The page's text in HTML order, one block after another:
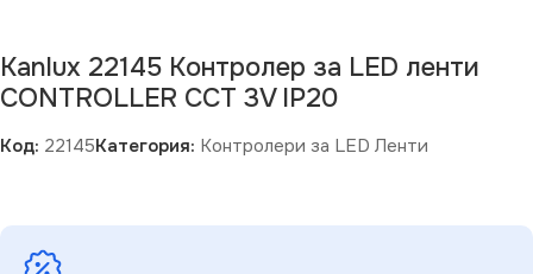
Kanlux 22145 Контролер за LED ленти
CONTROLLER CCT 3V IP20
Код: 22145Категория: Контролери за LED Ленти